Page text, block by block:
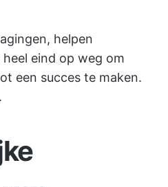
helpen
eind op weg om
een succes te maken.